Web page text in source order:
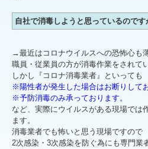
自社で消毒しようと思っているので
→最近はコロナウイルスへの恐怖心も
職員・従業員の方が消毒作業をされて
しかし『コロナ消毒業者』といっても
※陽性者が発生した場合はお断りして
※予防消毒のみ承っております。
など、実際にウイルスがある現場では
ます。
消毒業者でも怖いと思う現場ですので
2次感染・3次感染を防ぐ為にも専門業